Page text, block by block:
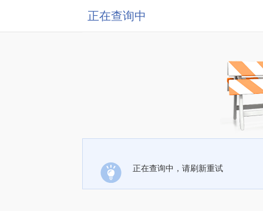
正在查询中
正在查询中，请刷新重试